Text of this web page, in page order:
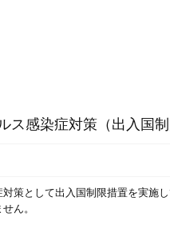
感染症対策（出入国制
策として出入国制限措置を実施
ん。